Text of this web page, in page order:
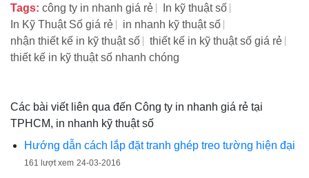
Tags: công ty in nhanh giá rẻ
In kỹ thuật số
In Kỹ Thuật Số giá rẻ
in nhanh kỹ thuật số
nhận thiết kế in kỹ thuật số
thiết kế in kỹ thuật số giá rẻ
thiết kế in kỹ thuật số nhanh chóng
Các bài viết liên qua đến Công ty in nhanh giá rẻ tại
TPHCM, in nhanh kỹ thuật số
Hướng dẫn cách lắp đặt tranh ghép treo tường hiện đại
161 lượt xem 24-03-2016